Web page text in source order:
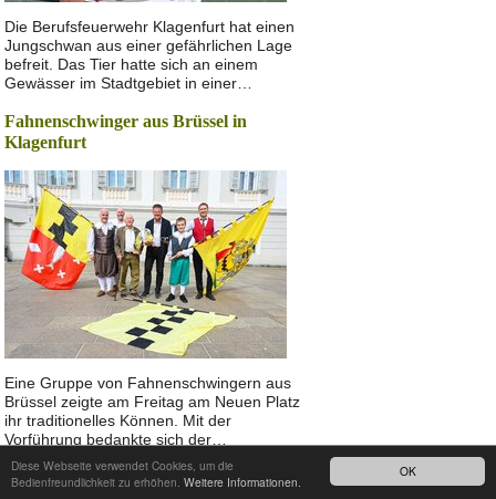
OK
Diese Webseite verwendet Cookies, um die
Bedienfreundlichkeit zu erhöhen. Weitere Informationen.
Die Berufsfeuerwehr Klagenfurt hat einen
Jungschwan aus einer gefährlichen Lage
befreit. Das Tier hatte sich an einem
Gewässer im Stadtgebiet in einer…
Fahnenschwinger aus Brüssel in
Klagenfurt
Eine Gruppe von Fahnenschwingern aus
Brüssel zeigte am Freitag am Neuen Platz
ihr traditionelles Können. Mit der
Vorführung bedankte sich der…
Nach oben